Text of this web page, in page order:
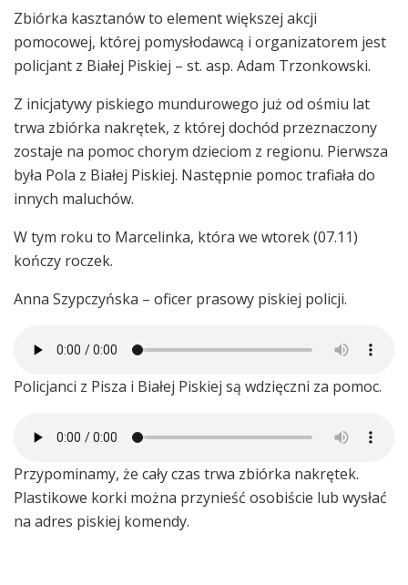
Zbiórka kasztanów to element większej akcji
pomocowej, której pomysłodawcą i organizatorem jest
policjant z Białej Piskiej – st. asp. Adam Trzonkowski.
Z inicjatywy piskiego mundurowego już od ośmiu lat
trwa zbiórka nakrętek, z której dochód przeznaczony
zostaje na pomoc chorym dzieciom z regionu. Pierwsza
była Pola z Białej Piskiej. Następnie pomoc trafiała do
innych maluchów.
W tym roku to Marcelinka, która we wtorek (07.11)
kończy roczek.
Anna Szypczyńska – oficer prasowy piskiej policji.
Policjanci z Pisza i Białej Piskiej są wdzięczni za pomoc.
Przypominamy, że cały czas trwa zbiórka nakrętek.
Plastikowe korki można przynieść osobiście lub wysłać
na adres piskiej komendy.